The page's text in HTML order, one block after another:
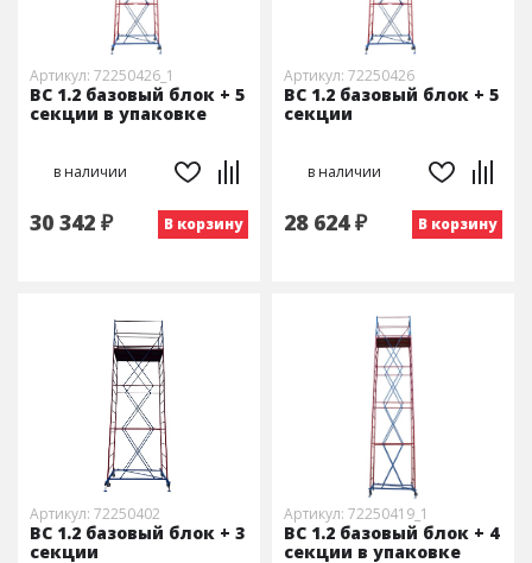
Артикул: 72250426_1
ВС 1.2 базовый блок + 5
секции в упаковке
в наличии
30 342 ₽ В корзину
Артикул: 72250426
ВС 1.2 базовый блок + 5
секции
в наличии
28 624 ₽ В корзину
Артикул: 72250402
ВС 1.2 базовый блок + 3
секции
Артикул: 72250419_1
ВС 1.2 базовый блок + 4
секции в упаковке